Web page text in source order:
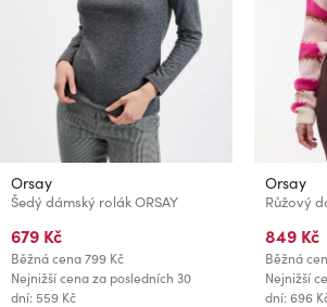
Orsay
Šedý dámský rolák ORSAY
679 Kč
Běžná cena799 Kč
Nejnižší cena za posledních 30
dní: 559 Kč
Orsay
849 Kč
Běžná
Nejnižší
dní: 696